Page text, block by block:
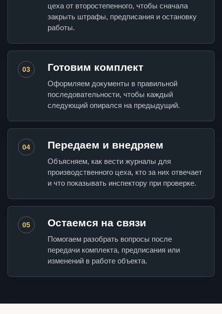
цеха от второстепенного, чтобы сначала
закрыть штрафы, предписания и остановку
работы.
03 Готовим комплект
Оформляем документы в правильной
последовательности, чтобы каждый
следующий опирался на предыдущий.
04 Передаем и внедряем
Объясняем, как вести журналы для
производственного цеха, кто за них отвечает
и что показывать инспектору при проверке.
05 Остаемся на связи
Помогаем разобрать вопросы после
передачи комплекта, предписания или
изменений в работе объекта.